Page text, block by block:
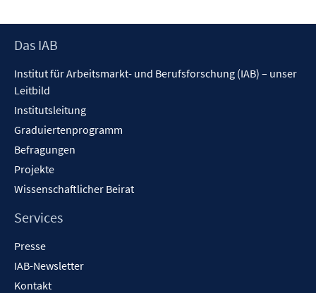
Footer
Das IAB
Institut für Arbeitsmarkt- und Berufsforschung (IAB) – unser
Leitbild
Institutsleitung
Graduiertenprogramm
Befragungen
Projekte
Wissenschaftlicher Beirat
Services
Presse
IAB-Newsletter
Kontakt